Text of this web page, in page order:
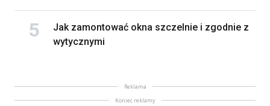
Jak zamontować okna szczelnie i zgodnie z
wytycznymi
Reklama
Koniec reklamy